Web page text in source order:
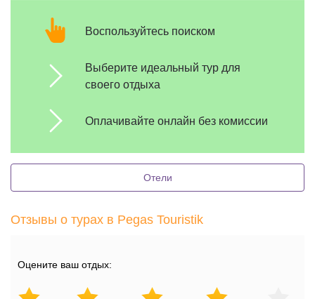
Воспользуйтесь поиском
Выберите идеальный тур для
своего отдыха
Оплачивайте онлайн без комиссии
Отели
Отзывы о турах в Pegas Touristik
Оцените ваш отдых: